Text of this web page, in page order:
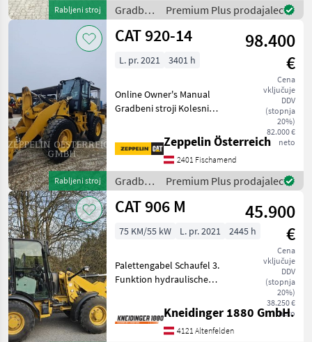
Rabljeni stroj
Baumaschinen Besuchen
Sie unsere Baumaschine
Gradbeni
stroji /
CAT
Premium Plus prodajalec
Rabljeni stroj
CAT 920-14
98.400
€
Cena
vključuje
DDV
(stopnja
20%)
82.000 €
neto
L. pr. 2021 3401 h
Online Owner's Manual
Gradbeni stroji Kolesni
Zeppelin Österreich
2401 Fischamend
Gradbeni
stroji /
CAT
Premium Plus prodajalec
CAT 906 M
45.900
€
Cena
vključuje
DDV
(stopnja
20%)
38.250 €
neto
75 KM/55 kW L. pr. 2021 2445 h
Palettengabel Schaufel 3.
Funktion hydraulische
hidravlični zaklop priklopa,
kabina, okvir za hitro
menjavo, dodatni
Kneidinger 1880 GmbH.
4121 Altenfelden